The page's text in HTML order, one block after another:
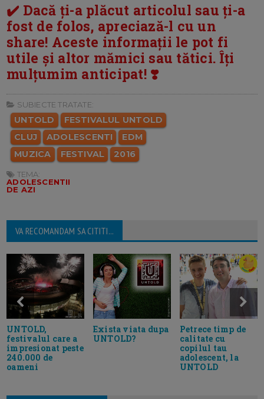
✔️ Dacă ți-a plăcut articolul sau ți-a
fost de folos, apreciază-l cu un
share! Aceste informații le pot fi
utile și altor mămici sau tătici. Îți
mulțumim anticipat! ❣️
SUBIECTE TRATATE:
UNTOLD
FESTIVALUL UNTOLD
CLUJ
ADOLESCENTI
EDM
MUZICA
FESTIVAL 2016
TEMA:
ADOLESCENTII
DE AZI
VA RECOMANDAM SA CITITI...
UNTOLD,
festivalul care a
impresionat peste
240.000 de
oameni
Exista viata dupa
UNTOLD?
Petrece timp de
calitate cu
copilul tau
adolescent, la
UNTOLD